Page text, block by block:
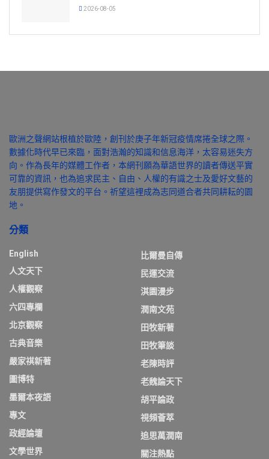
2026-08-05
歐洲之聲網站根植於歐陸，創刊於庚子年新冠疫情席捲全球之際。
數據化時代早已來臨，面對浩瀚的知識和信息海洋，太容易迷失方
向。作為長年的媒體工作者，本網刊願為華語世界的讀者傳送平實
可靠的資訊，也為追求民主、自由、人權的有識之士及愛好文藝的
友朋提供寫作發文的平台。祈望這裡成為志同道合者共同耕耘的園
地。
分類
English
人文天下
人權觀察
六四專欄
北京觀察
古典音樂
嚴家祺新著
圖博特
墨爾本夜語
專文
政經論壇
文學世界
比爾曼自傳
民運交流
淇園漫步
潤南文苑
田牧新著
田牧筆談
老陳時評
老魏論天下
胡平論政
視頻薈萃
追思萬潤南
關注熱點